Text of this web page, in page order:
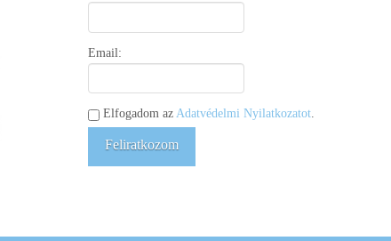
Email:
Elfogadom azAdatvédelmi Nyilatkozatot.
Feliratkozom